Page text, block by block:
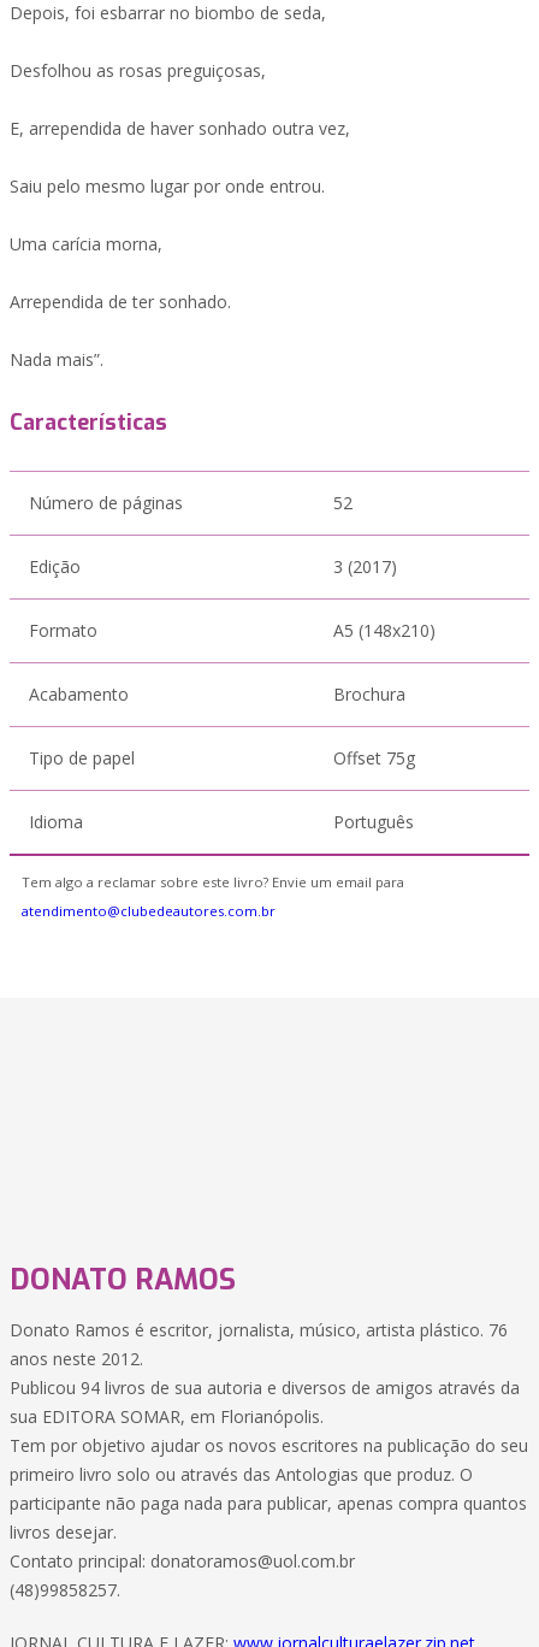
Depois, foi esbarrar no biombo de seda,
Desfolhou as rosas preguiçosas,
E, arrependida de haver sonhado outra vez,
Saiu pelo mesmo lugar por onde entrou.
Uma carícia morna,
Arrependida de ter sonhado.
Nada mais”.
Características
Número de páginas 52
Edição 3 (2017)
Formato A5 (148x210)
Acabamento Brochura
Tipo de papel Offset 75g
Idioma Português
Tem algo a reclamar sobre este livro? Envie um email para
atendimento@clubedeautores.com.br
DONATO RAMOS
Donato Ramos é escritor, jornalista, músico, artista plástico. 76
anos neste 2012.
Publicou 94 livros de sua autoria e diversos de amigos através da
sua EDITORA SOMAR, em Florianópolis.
Tem por objetivo ajudar os novos escritores na publicação do seu
primeiro livro solo ou através das Antologias que produz. O
participante não paga nada para publicar, apenas compra quantos
livros desejar.
Contato principal: donatoramos@uol.com.br
(48)99858257.